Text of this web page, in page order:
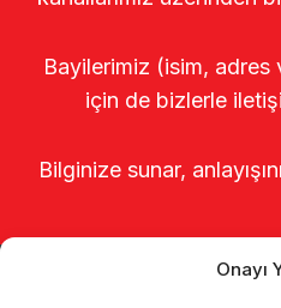
Onayı
Bayilerimiz (isim,
için de bizlerle
Bilginize sunar,